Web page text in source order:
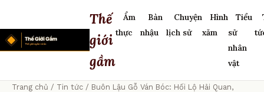
Thế
giới
gầm
Ẩm
thực
Bàn
nhậu
Chuyện
lịch sử
Hình
xăm
Tiểu
sử
nhân
vật
Trang chủ / Tin tức / Buôn Lậu Gỗ Ván Bóc: Hối Lộ Hải Quan,